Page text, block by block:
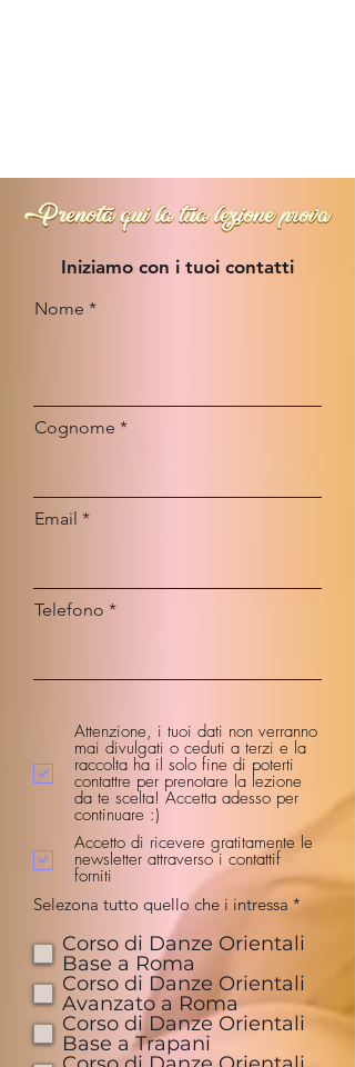
Iniziamo con i tuoi contatti
Nome
Cognome
Email
Telefono
Attenzione, i tuoi dati non verranno
mai divulgati o ceduti a terzi e la
raccolta ha il solo fine di poterti
contattre per prenotare la lezione
da te scelta! Accetta adesso per
continuare :)
Accetto di ricevere gratitamente le
newsletter attraverso i contattif
forniti
Selezona tutto quello che i intressa *
b
l
i
g
a
t
o
r
Corso di Danze Orientali
Base a Roma
Corso di Danze Orientali
Avanzato a Roma
Corso di Danze Orientali
Base a Trapani